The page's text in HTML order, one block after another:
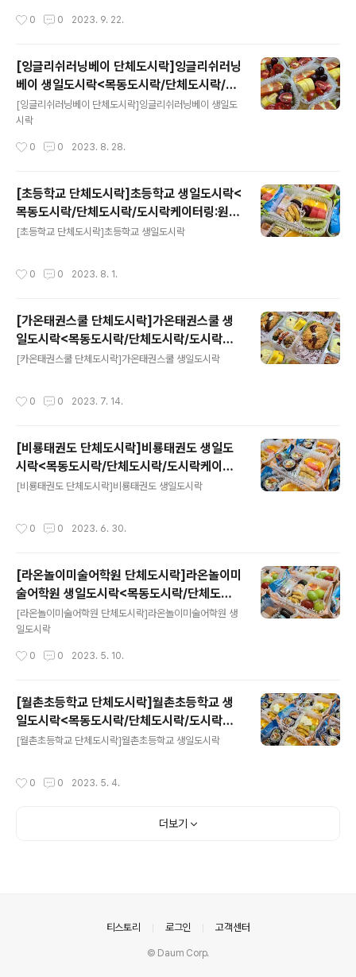
0 0 2023. 9. 22.
[잉글리쉬러닝베이 단체도시락]잉글리쉬러닝
베이 생일도시락<목동도시락/단체도시락/도
시락케이터링:원스피크닉>
[잉글리쉬러닝베이 단체도시락]잉글리쉬러닝베이 생일도
시락
0 0 2023. 8. 28.
[초등학교 단체도시락]초등학교 생일도시락<
목동도시락/단체도시락/도시락케이터링:원스
피크닉>
[초등학교 단체도시락]초등학교 생일도시락
0 0 2023. 8. 1.
[가온태권스쿨 단체도시락]가온태권스쿨 생
일도시락<목동도시락/단체도시락/도시락케
이터링:원스피크닉>
[카온태권스쿨 단체도시락]가온태권스쿨 생일도시락
0 0 2023. 7. 14.
[비룡태권도 단체도시락]비룡태권도 생일도
시락<목동도시락/단체도시락/도시락케이터
링:원스피크닉>
[비룡태권도 단체도시락]비룡태권도 생일도시락
0 0 2023. 6. 30.
[라온놀이미술어학원 단체도시락]라온놀이미
술어학원 생일도시락<목동도시락/단체도시
락/도시락케이터링:원스피크닉>
[라온놀이미술어학원 단체도시락]라온놀이미술어학원 생
일도시락
0 0 2023. 5. 10.
[월촌초등학교 단체도시락]월촌초등학교 생
일도시락<목동도시락/단체도시락/도시락케
이터링:원스피크닉>
[월촌초등학교 단체도시락]월촌초등학교 생일도시락
0 0 2023. 5. 4.
더보기
티스토리 로그인 고객센터
© Daum Corp.